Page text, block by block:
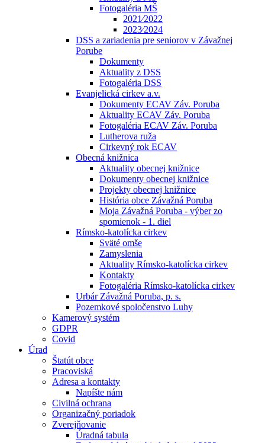
Fotogaléria MŠ
2021⁄2022
2023⁄2024
DSS a zariadenia pre seniorov v Závažnej
Porube
Dokumenty
Aktuality z DSS
Fotogaléria DSS
Evanjelická cirkev a.v.
Dokumenty ECAV Záv. Poruba
Aktuality ECAV Záv. Poruba
Fotogaléria ECAV Záv. Poruba
Lutherova ruža
Cirkevný rok ECAV
Obecná knižnica
Aktuality obecnej knižnice
Dokumenty obecnej knižnice
Projekty obecnej knižnice
História obce Závažná Poruba
Moja Závažná Poruba - výber zo
spomienok - 1. diel
Rímsko-katolícka cirkev
Sväté omše
Zamyslenia
Aktuality Rímsko-katolícka cirkev
Kontakty
Fotogaléria Rímsko-katolícka cirkev
Urbár Závažná Poruba, p. s.
Pozemkové spoločenstvo Luhy
Kamerový systém
GDPR
Covid
Úrad
Štatút obce
Pracoviská
Adresa a kontakty
Napíšte nám
Civilná ochrana
Organizačný poriadok
Zverejňovanie
Úradná tabula